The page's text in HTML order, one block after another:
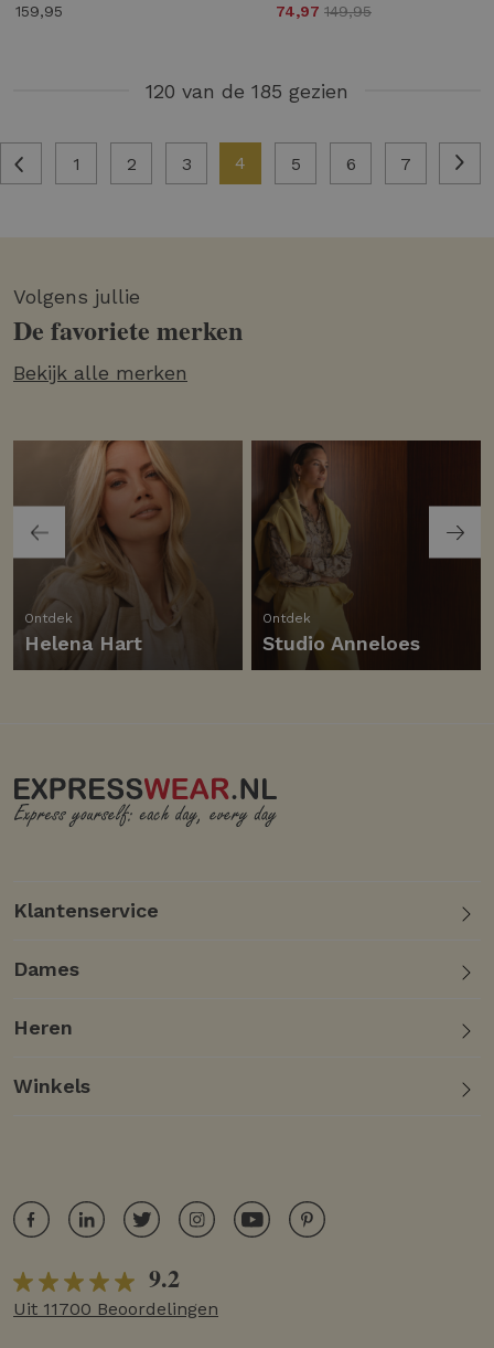
159,95
74,97 149,95
120 van de 185 gezien
1 2 3 4 5 6 7
Volgens jullie
De favoriete merken
Bekijk alle merken
Ontdek
Helena Hart
Ontdek
Studio Anneloes
Klantenservice
Dames
Heren
Winkels
9.2
Uit 11700 Beoordelingen